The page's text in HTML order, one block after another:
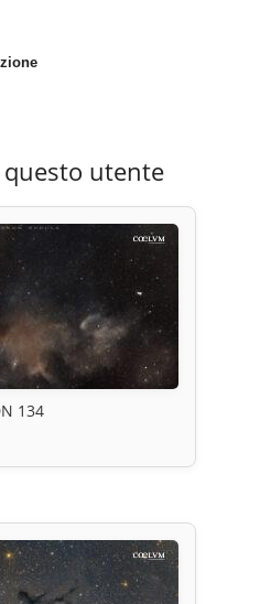
utente
134